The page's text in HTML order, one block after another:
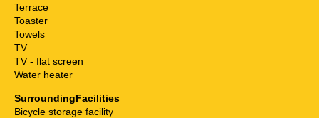
Terrace
Toaster
Towels
TV
TV - flat screen
Water heater
SurroundingFacilities
Bicycle storage facility